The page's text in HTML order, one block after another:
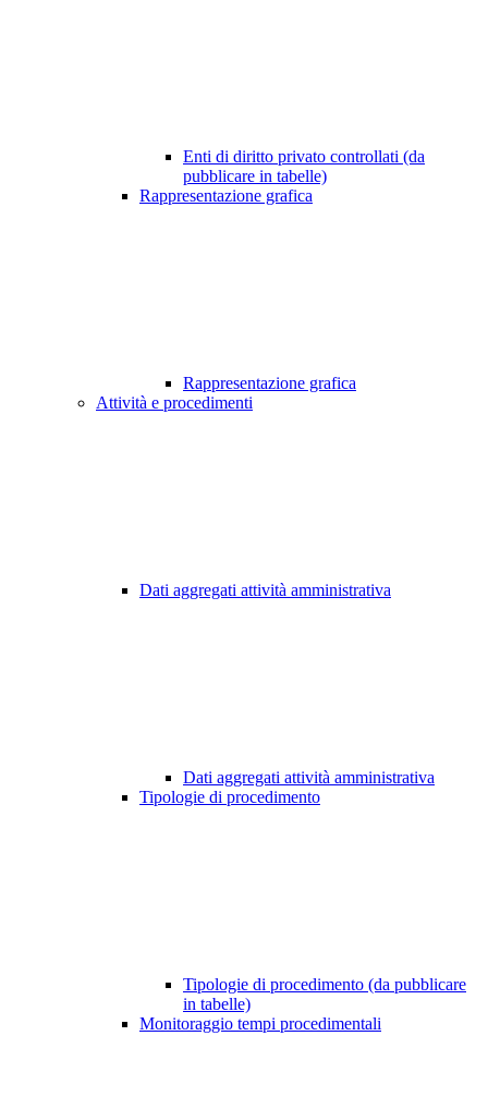
Enti di diritto privato controllati (da
pubblicare in tabelle)
Rappresentazione grafica
Rappresentazione grafica
Attività e procedimenti
Dati aggregati attività amministrativa
Dati aggregati attività amministrativa
Tipologie di procedimento
Tipologie di procedimento (da pubblicare
in tabelle)
Monitoraggio tempi procedimentali